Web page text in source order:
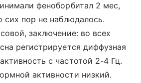
феноборбитал 2 мес,
сих пор не наблюдалось.
заключение: во всех
регистрируется диффузная
с частотой 2-4 Гц.
активности низкий.